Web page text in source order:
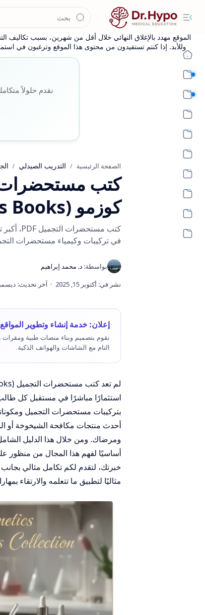
الموقع مهدد بالإغلاق النهائي خلال أقل من شهرين، بسبب تكاليف
وللأبد. إذا كنتم تستفيدون من محتوى هذا الموقع وترغبون في
نقدم حلولاً
الصفحة الرئيسية التدريب الصيدلي
كوزمو (Cosmetics Books)
في تركيبات وكيمياء مستحضرات
إعلان: خدمة إنشاء وتطوير
نقوم بتصميم وبناء منصات طبية ومقرات
التام مع الشاشات والهواتف الذكية.
استثمارًا مباشرًا في مستقبل كل
بتركيبات مستحضرات التجميل
أحدث منتجات مكافحة الشيخوخة أو
مثاليًا لتطبيق ما تتعلمه والارتقاء